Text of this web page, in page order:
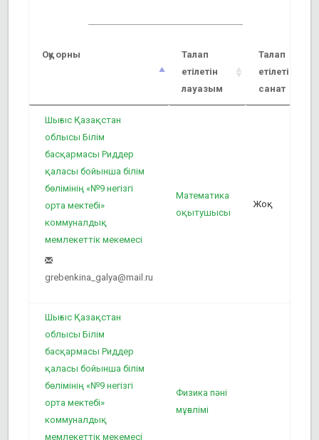
Оқу орны
Талап
етілетін
лауазым
Талап
етілетін
санат
Шығыс Қазақстан
облысы Білім
басқармасы Риддер
қаласы бойынша білім
бөлімінің «№9 негізгі
орта мектебі»
коммуналдық
мемлекеттік мекемесі
grebenkina_galya@mail.ru
Математика
оқытушысы
Жоқ
Шығыс Қазақстан
облысы Білім
басқармасы Риддер
қаласы бойынша білім
бөлімінің «№9 негізгі
орта мектебі»
коммуналдық
мемлекеттік мекемесі
Физика пәні
мұғалімі